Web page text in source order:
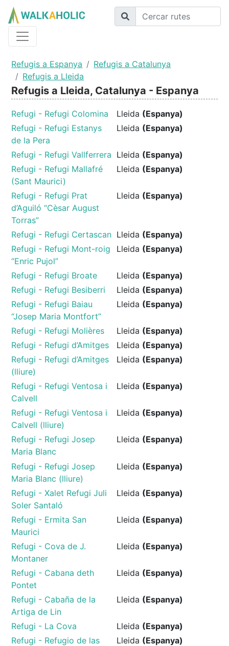
Refugis a Espanya
Refugis a Catalunya
Refugis a Lleida
Refugis a Lleida, Catalunya - Espanya
Refugi - Refugi Colomina Lleida (Espanya)
Refugi - Refugi Estanys
de la Pera
Lleida (Espanya)
Refugi - Refugi Vallferrera Lleida (Espanya)
Refugi - Refugi Mallafré
(Sant Maurici)
Lleida (Espanya)
Refugi - Refugi Prat
d’Aguiló “Cèsar August
Torras”
Lleida (Espanya)
Refugi - Refugi Certascan Lleida (Espanya)
Refugi - Refugi Mont-roig
“Enric Pujol”
Lleida (Espanya)
Refugi - Refugi Broate Lleida (Espanya)
Refugi - Refugi Besiberri
Lleida (Espanya)
Refugi - Refugi Baiau
“Josep Maria Montfort”
Lleida (Espanya)
Refugi - Refugi Molières Lleida (Espanya)
Refugi - Refugi d’Amitges
Lleida (Espanya)
Refugi - Refugi d’Amitges
(lliure)
Lleida (Espanya)
Refugi - Refugi Ventosa i
Calvell
Lleida (Espanya)
Refugi - Refugi Ventosa i
Calvell (lliure)
Lleida (Espanya)
Refugi - Refugi Josep
Maria Blanc
Lleida (Espanya)
Refugi - Refugi Josep
Maria Blanc (lliure)
Lleida (Espanya)
Refugi - Xalet Refugi Juli
Soler Santaló
Lleida (Espanya)
Refugi - Ermita San
Maurici
Lleida (Espanya)
Refugi - Cova de J.
Montaner
Lleida (Espanya)
Refugi - Cabana deth
Pontet
Lleida (Espanya)
Refugi - Cabaña de la
Artiga de Lin
Lleida (Espanya)
Refugi - La Cova Lleida (Espanya)
Refugi - Refugio de las
Lleida (Espanya)